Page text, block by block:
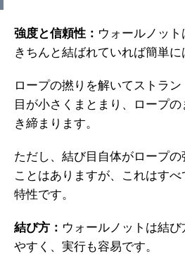
強度と信頼性： ウォールノット
きちんと結ばれていれば簡単に
ロープの撚りを解いてストラ
目が小さくまとまり、ロープの
き締まります。
ただし、結び目自体がロープ
ことはありますが、これはす
特性です。
結び方： ウォールノットは結
やすく、実行も容易です。